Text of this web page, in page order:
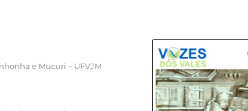
e Mucuri – UFVJM